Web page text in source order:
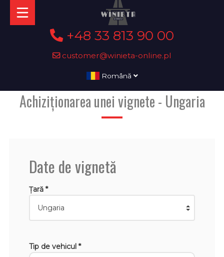
+48 33 813 90 00
customer@winieta-online.pl
Română
Achiziționarea unei vignete - Ungaria
Date de vignetă
Țară *
Tip de vehicul *